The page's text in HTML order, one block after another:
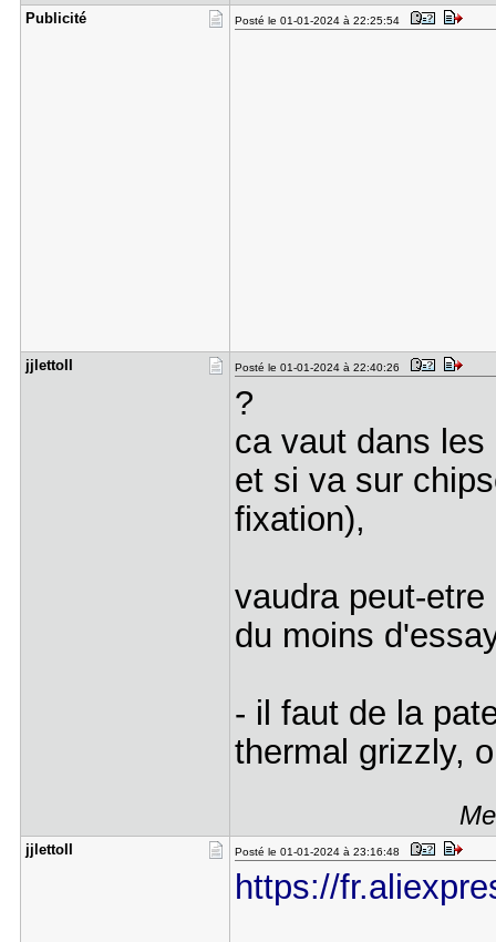
Publicité Posté le 01-01-2024 à 22:25:54
jjlettoII Posté le 01-01-2024 à 22:40:26
?
ca vaut dans
et si va sur
fixation),
vaudra peut-
du moins
- il faut de la
thermal grizzly,
jjlettoII Posté le 01-01-2024 à 23:16:48
https://